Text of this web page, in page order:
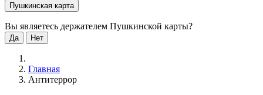
Пушкинская карта
Вы являетесь держателем Пушкинской карты?
Да Нет
Главная
Антитеррор